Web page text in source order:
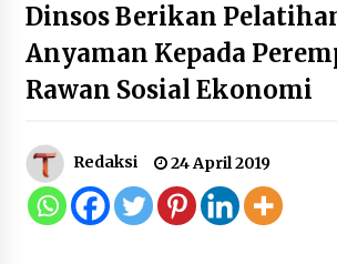
Kemenkum Malut
Pengayoman dan
melalui
Dangdut
Kakanwil
Apel Pagi, Tekankan
Kemerdekaan dan
Dinsos Berikan
Anyaman Kepada
Rawan Sosial Ekonomi
Redaksi 24 April 2019